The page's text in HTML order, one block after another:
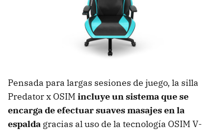
Pensada para largas sesiones de juego, la silla
Predator x OSIM incluye un sistema que se
encarga de efectuar suaves masajes en la
espalda gracias al uso de la tecnología OSIM V-